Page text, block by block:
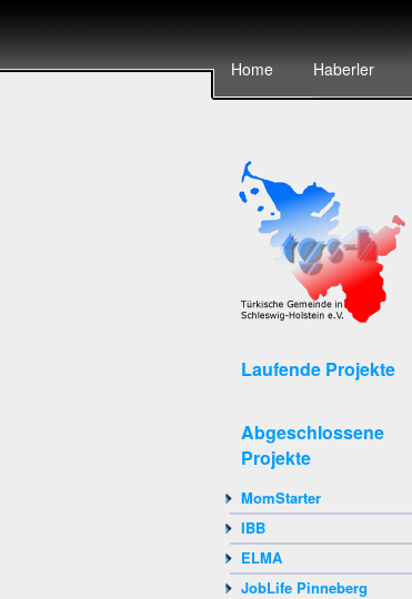
Home Haberler
Laufende Projekte
Abgeschlossene
Projekte
MomStarter
IBB
ELMA
JobLife Pinneberg